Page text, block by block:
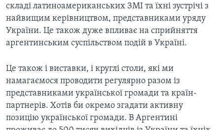
складі латиноамериканських ЗМІ та їхні зустрічі з
найвищим керівництвом, представниками уряду
України. Це також дуже впливає на сприйняття
аргентинським суспільством подій в Україні.
Це також і виставки, і круглі столи, які ми
намагаємося проводити регулярно разом із
представниками української громади та країн-
партнерів. Хотів би окремо згадати активну
позицію української громади. В Аргентині